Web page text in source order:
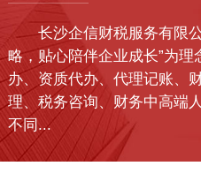
长沙企信财税服务有限公
略，贴心陪伴企业成长”为
办、资质代办、代理记账、
理、税务咨询、财务中高端
不同...